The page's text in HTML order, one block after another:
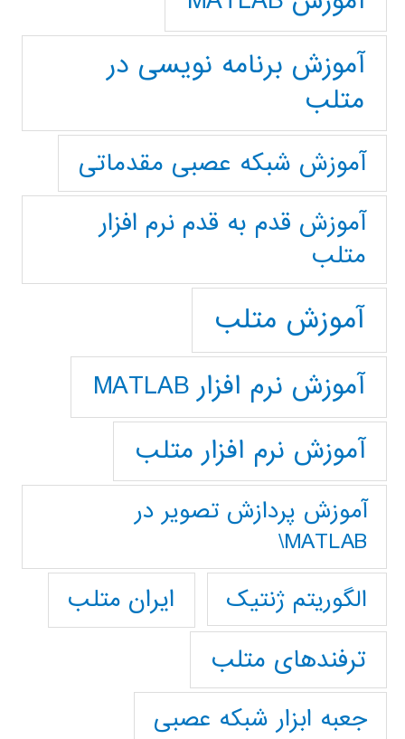
آموزش برنامه نویسی در
متلب
آموزش شبکه عصبی مقدماتی
آموزش قدم به قدم نرم افزار
متلب
آموزش متلب
آموزش نرم افزار MATLAB
آموزش نرم افزار متلب
آموزش پردازش تصوير در
MATLAB\
الگوریتم ژنتیک
ایران متلب
ترفندهای متلب
جعبه ابزار شبکه عصبی